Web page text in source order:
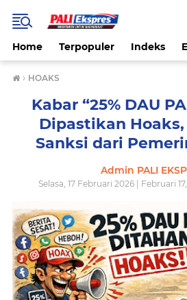
Home Terpopuler Indeks
› HOAKS
Kabar “25% DAU
Dipastikan
Sanksi dari
Admin PALI
Selasa, 17 Februari 2026 | Februari